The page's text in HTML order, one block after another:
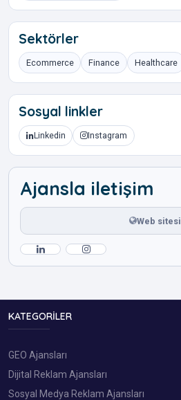
Sektörler
Ecommerce Finance Healthcare
Sosyal linkler
Linkedin Instagram
Ajansla iletişim
Web sitesi
KATEGORILER
GEO Ajansları
Dijital Reklam Ajansları
Sosyal Medya Reklam Ajansları